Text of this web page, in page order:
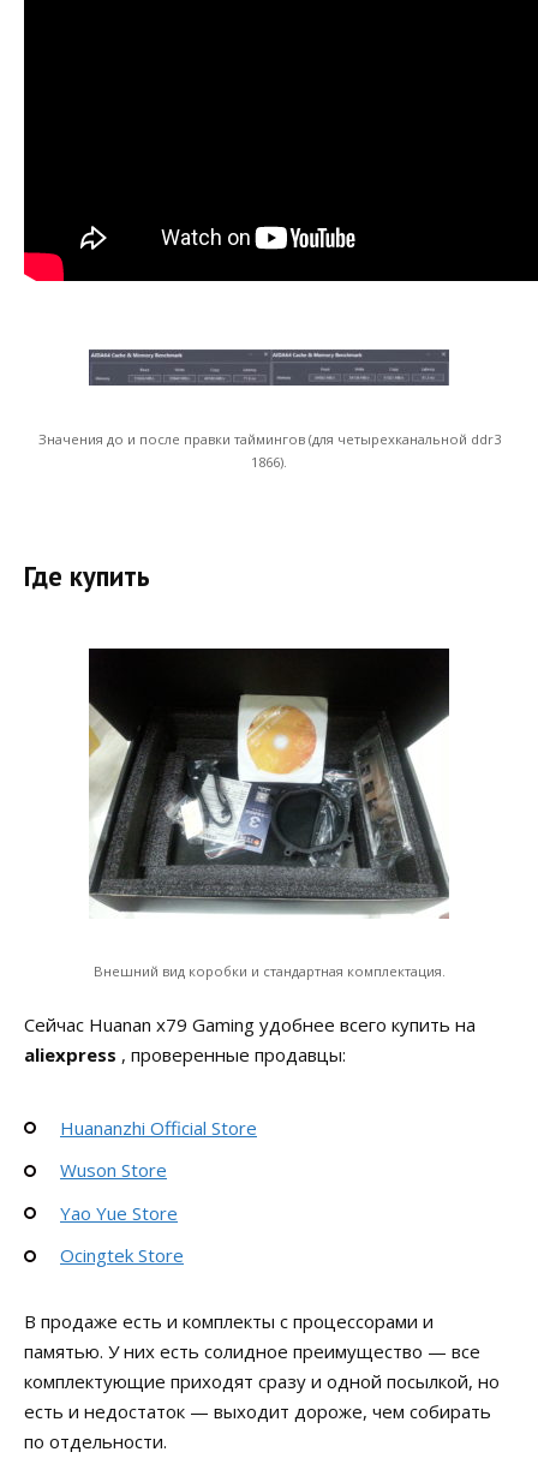
Значения до и после правки таймингов (для четырехканальной ddr3
1866).
Где купить
Внешний вид коробки и стандартная комплектация.
Сейчас Huanan x79 Gaming удобнее всего купить на
aliexpress , проверенные продавцы:
Huananzhi Official Store
Wuson Store
Yao Yue Store
Ocingtek Store
В продаже есть и комплекты с процессорами и
памятью. У них есть солидное преимущество — все
комплектующие приходят сразу и одной посылкой, но
есть и недостаток — выходит дороже, чем собирать
по отдельности.